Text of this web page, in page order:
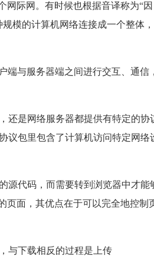
网际网。有时候也根据音译称为“因
模的计算机网络连接成一个整体，
端与服务器端之间进行交互、通信，
还是网络服务器都提供有特定的协
议包里包含了计算机访问特定网络
源代码，而需要转到浏览器中才能
页面，其优点在于可以完全地控制
与下载相反的过程是上传